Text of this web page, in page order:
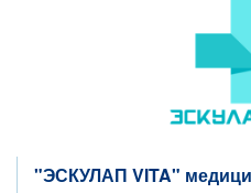
"ЭСКУЛАП VITA"